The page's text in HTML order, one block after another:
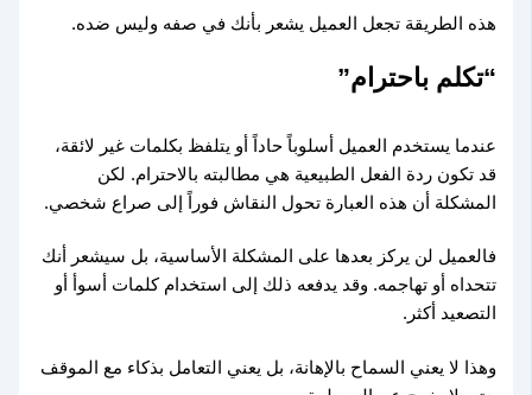
هذه الطريقة تجعل العميل يشعر بأنك في صفه وليس ضده.
“تكلم باحترام”
عندما يستخدم العميل أسلوباً حاداً أو يتلفظ بكلمات غير لائقة،
قد تكون ردة الفعل الطبيعية هي مطالبته بالاحترام. لكن
المشكلة أن هذه العبارة تحول النقاش فوراً إلى صراع شخصي.
فالعميل لن يركز بعدها على المشكلة الأساسية، بل سيشعر أنك
تتحداه أو تهاجمه. وقد يدفعه ذلك إلى استخدام كلمات أسوأ أو
التصعيد أكثر.
وهذا لا يعني السماح بالإهانة، بل يعني التعامل بذكاء مع الموقف